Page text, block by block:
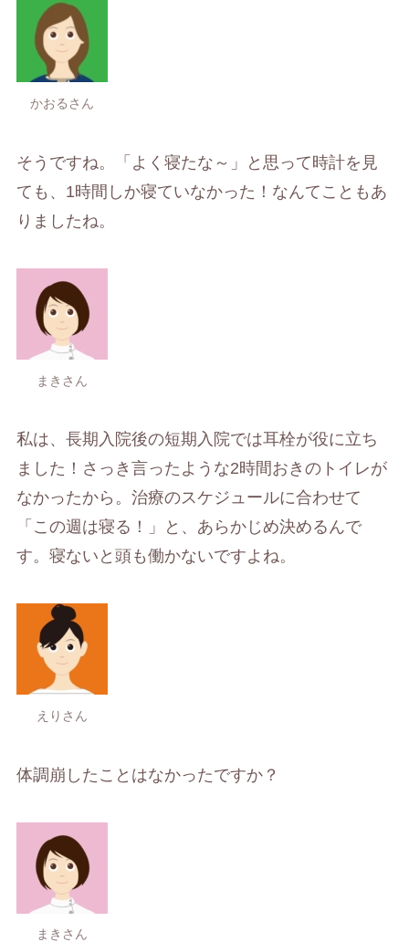
かおるさん
そうですね。「よく寝たな～」と思って時計を見
ても、1時間しか寝ていなかった！なんてこともあ
りましたね。
まきさん
私は、長期入院後の短期入院では耳栓が役に立ち
ました！さっき言ったような2時間おきのトイレが
なかったから。治療のスケジュールに合わせて
「この週は寝る！」と、あらかじめ決めるんで
す。寝ないと頭も働かないですよね。
えりさん
体調崩したことはなかったですか？
まきさん